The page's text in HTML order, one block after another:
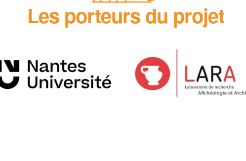
Les porteurs du projet